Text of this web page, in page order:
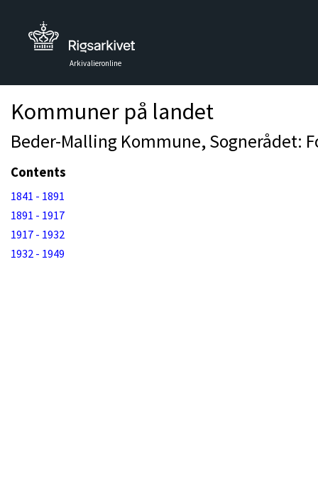
Arkivalieronline
Kommuner på landet
Beder-Malling Kommune, Sognerådet:
Contents
1841 - 1891
1891 - 1917
1917 - 1932
1932 - 1949